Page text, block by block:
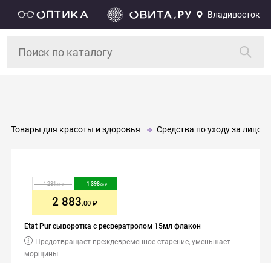
Владивосток
Товары для красоты и здоровья Средства по уходу за лицом
Etat Pur сыворотка с ресвератролом 15мл флакон
Предотвращает преждевременное старение, уменьшает
морщины
4 281.00 -1 398.00
2 883.00